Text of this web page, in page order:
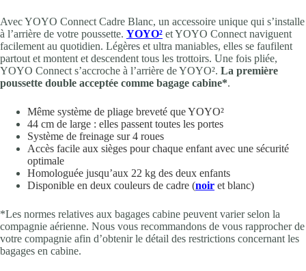
Avec YOYO Connect Cadre Blanc, un accessoire unique qui s’installe
à l’arrière de votre poussette. YOYO² et YOYO Connect naviguent
facilement au quotidien. Légères et ultra maniables, elles se faufilent
partout et montent et descendent tous les trottoirs. Une fois pliée,
YOYO Connect s’accroche à l’arrière de YOYO². La première
poussette double acceptée comme bagage cabine*.
Même système de pliage breveté que YOYO²
44 cm de large : elles passent toutes les portes
Système de freinage sur 4 roues
Accès facile aux sièges pour chaque enfant avec une sécurité
optimale
Homologuée jusqu’aux 22 kg des deux enfants
Disponible en deux couleurs de cadre (noir et blanc)
*Les normes relatives aux bagages cabine peuvent varier selon la
compagnie aérienne. Nous vous recommandons de vous rapprocher de
votre compagnie afin d’obtenir le détail des restrictions concernant les
bagages en cabine.